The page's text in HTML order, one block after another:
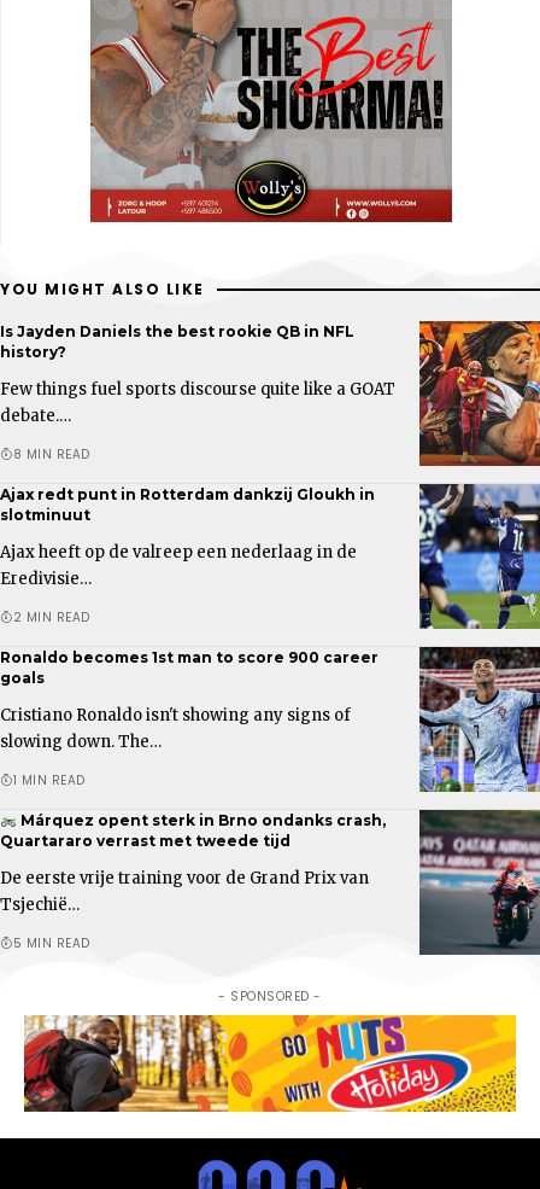
YOU MIGHT ALSO LIKE
Is Jayden Daniels the best rookie QB in NFL
history?
Few things fuel sports discourse quite like a GOAT
debate.…
8 MIN READ
Ajax redt punt in Rotterdam dankzij Gloukh in
slotminuut
Ajax heeft op de valreep een nederlaag in de
Eredivisie…
2 MIN READ
Ronaldo becomes 1st man to score 900 career
goals
Cristiano Ronaldo isn't showing any signs of
slowing down. The…
1 MIN READ
Márquez opent sterk in Brno ondanks crash,
Quartararo verrast met tweede tijd
De eerste vrije training voor de Grand Prix van
Tsjechië…
5 MIN READ
- SPONSORED -